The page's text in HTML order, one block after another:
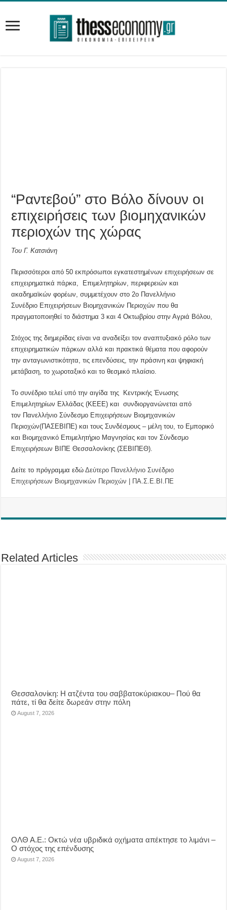
“Ραντεβού” στο Βόλο δίνουν οι
επιχειρήσεις των βιομηχανικών
περιοχών της χώρας
Του Γ. Κατσιάνη
Περισσότεροι από 50 εκπρόσωποι εγκατεστημένων επιχειρήσεων σε
επιχειρηματικά πάρκα, Επιμελητηρίων, περιφερειών και
ακαδημαϊκών φορέων, συμμετέχουν στο 2ο Πανελλήνιο
Συνέδριο Επιχειρήσεων Βιομηχανικών Περιοχών που θα
πραγματοποιηθεί το διάστημα 3 και 4 Οκτωβρίου στην Αγριά Βόλου,
Στόχος της διημερίδας είναι να αναδείξει τον αναπτυξιακό ρόλο των
επιχειρηματικών πάρκων αλλά και πρακτικά θέματα που αφορούν
την ανταγωνιστικότητα, τις επενδύσεις, την πράσινη και ψηφιακή
μετάβαση, το χωροταξικό και το θεσμικό πλαίσιο.
Το συνέδριο τελεί υπό την αιγίδα της Κεντρικής Ένωσης
Επιμελητηρίων Ελλάδας (ΚΕΕΕ) και συνδιοργανώνεται από
τον Πανελλήνιο Σύνδεσμο Επιχειρήσεων Βιομηχανικών
Περιοχών(ΠΑΣΕΒΙΠΕ) και τους Συνδέσμους – μέλη του, το Εμπορικό
και Βιομηχανικό Επιμελητήριο Μαγνησίας και τον Σύνδεσμο
Επιχειρήσεων ΒΙΠΕ Θεσσαλονίκης (ΣΕΒΙΠΕΘ).
Δείτε το πρόγραμμα εδώΔεύτερο Πανελλήνιο Συνέδριο
Επιχειρήσεων Βιομηχανικών Περιοχών | ΠΑ.Σ.Ε.ΒΙ.ΠΕ
Related Articles
Θεσσαλονίκη: Η ατζέντα του σαββατοκύριακου– Πού θα
πάτε, τί θα δείτε δωρεάν στην πόλη
August 7, 2026
ΟΛΘ Α.Ε.: Οκτώ νέα υβριδικά οχήματα απέκτησε το λιμάνι –
Ο στόχος της επένδυσης
August 7, 2026